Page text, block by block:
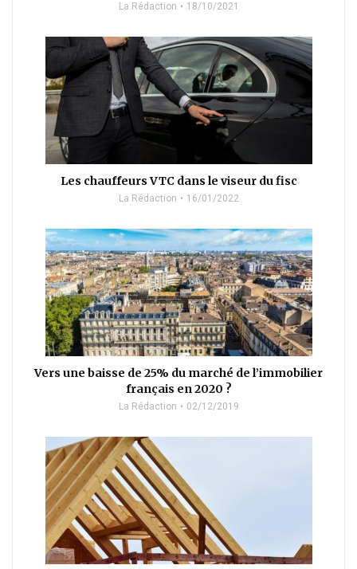
La Rédaction 18/10/2021
Les chauffeurs VTC dans le viseur du fisc
La Rédaction 16/01/2022
Vers une baisse de 25% du marché de l’immobilier
français en 2020 ?
La Rédaction 02/12/2019